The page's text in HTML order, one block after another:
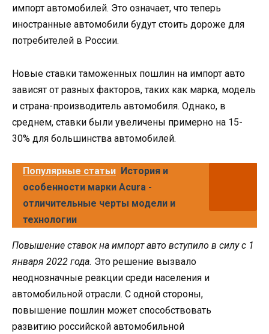
импорт автомобилей. Это означает, что теперь
иностранные автомобили будут стоить дороже для
потребителей в России.
Новые ставки таможенных пошлин на импорт авто
зависят от разных факторов, таких как марка, модель
и страна-производитель автомобиля. Однако, в
среднем, ставки были увеличены примерно на 15-
30% для большинства автомобилей.
Популярные статьи История и
особенности марки Acura -
отличительные черты модели и
технологии
Повышение ставок на импорт авто вступило в силу с 1
января 2022 года. Это решение вызвало
неоднозначные реакции среди населения и
автомобильной отрасли. С одной стороны,
повышение пошлин может способствовать
развитию российской автомобильной